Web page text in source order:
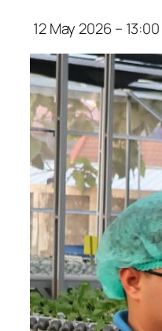
12 May 2026 – 13:00